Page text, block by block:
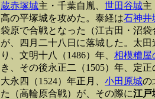
蔵赤塚城主・千葉自胤、 世田谷城主
高の平塚城を攻めた。泰経は石神井
袋原で合戦となった（江古田・沼
が、四月二十八日に落城した。太
り、文明十八（1486）年、 相模糟屋
き、その後永正二（1505）年、定
大永四（1524）年正月、 小田原城の
た（高輪原合戦）が、その際に江戸